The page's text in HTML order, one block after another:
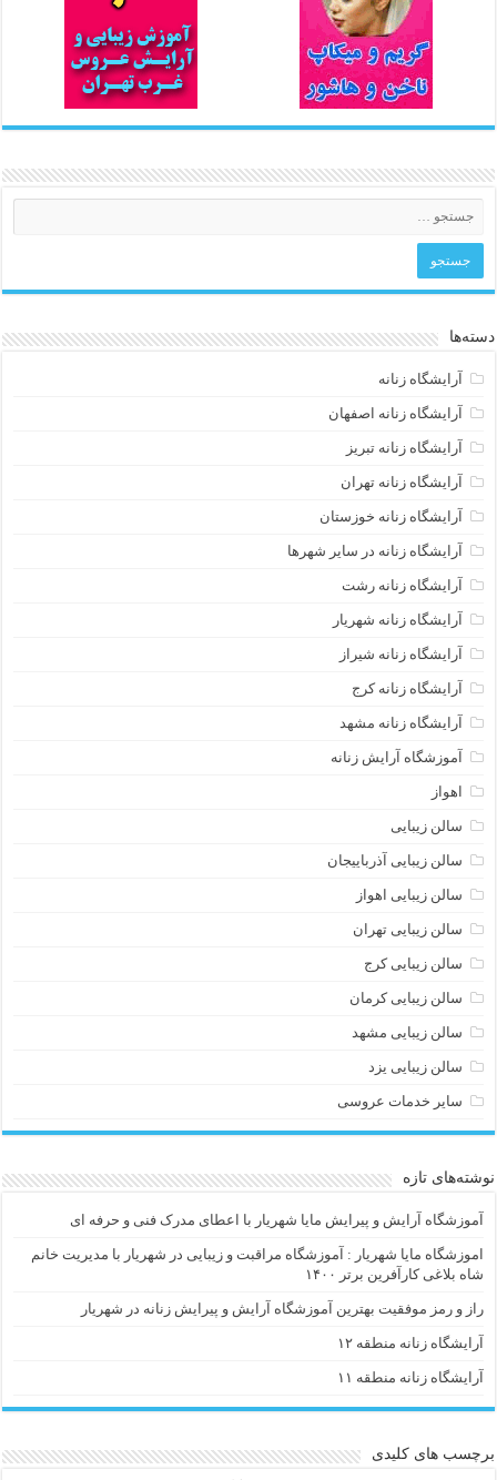
دسته‌ها
آرایشگاه زنانه
آرایشگاه زنانه اصفهان
آرایشگاه زنانه تبریز
آرایشگاه زنانه تهران
آرایشگاه زنانه خوزستان
آرایشگاه زنانه در سایر شهرها
آرایشگاه زنانه رشت
آرایشگاه زنانه شهریار
آرایشگاه زنانه شیراز
آرایشگاه زنانه کرج
آرایشگاه زنانه مشهد
آموزشگاه آرایش زنانه
اهواز
سالن زیبایی
سالن زیبایی آذرباییجان
سالن زیبایی اهواز
سالن زیبایی تهران
سالن زیبایی کرج
سالن زیبایی کرمان
سالن زیبایی مشهد
سالن زیبایی یزد
سایر خدمات عروسی
نوشته‌های تازه
آموزشگاه آرایش و پیرایش مایا شهریار با اعطای مدرک فنی و حرفه ای
اموزشگاه مایا شهریار : آموزشگاه مراقبت و زیبایی در شهریار با مدیریت خانم
شاه بلاغی کارآفرین برتر ۱۴۰۰
راز و رمز موفقیت بهترین آموزشگاه آرایش و پیرایش زنانه در شهریار
آرایشگاه زنانه منطقه ۱۲
آرایشگاه زنانه منطقه ۱۱
برچسب های کلیدی